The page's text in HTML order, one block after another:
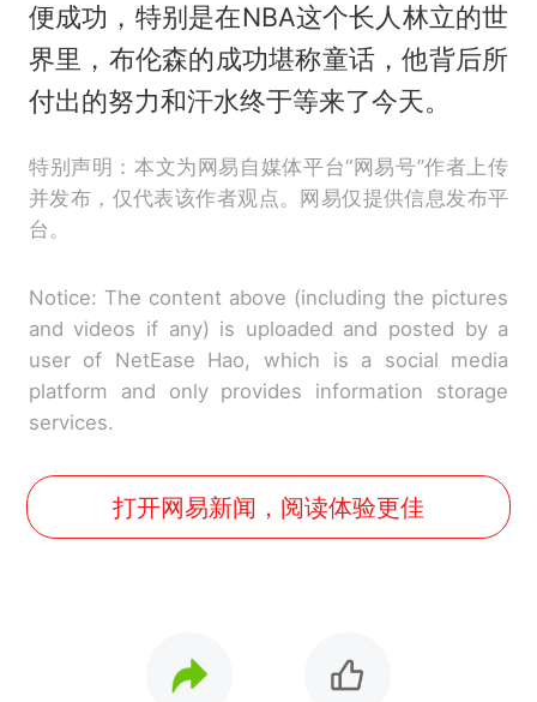
便成功，特别是在NBA这个长人林立的世
界里，布伦森的成功堪称童话，他背后所
付出的努力和汗水终于等来了今天。
特别声明：本文为网易自媒体平台“网易号”作者上传
并发布，仅代表该作者观点。网易仅提供信息发布平
台。
Notice: The content above (including the pictures
and videos if any) is uploaded and posted by a
user of NetEase Hao, which is a social media
platform and only provides information storage
services.
打开网易新闻，阅读体验更佳